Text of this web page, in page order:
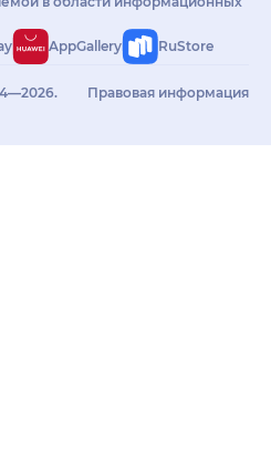
AppGallery RuStore
Правовая информация